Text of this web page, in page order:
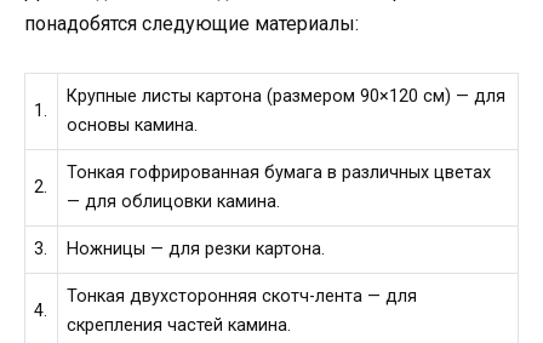
понадобятся следующие материалы:
1.
Крупные листы картона (размером 90×120 см) — для
основы камина.
2.
Тонкая гофрированная бумага в различных цветах
— для облицовки камина.
3. Ножницы — для резки картона.
4.
Тонкая двухсторонняя скотч-лента — для
скрепления частей камина.